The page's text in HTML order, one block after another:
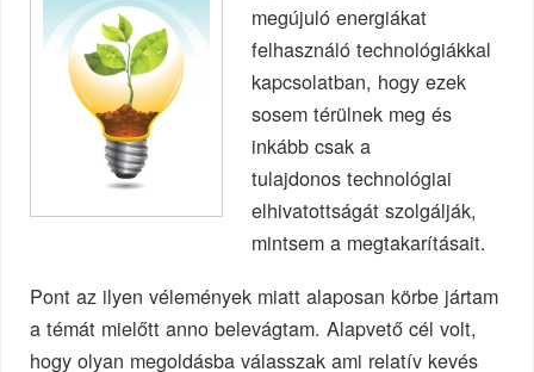
megújuló energiákat
felhasználó technológiákkal
kapcsolatban, hogy ezek
sosem térülnek meg és
inkább csak a
tulajdonos technológiai
elhivatottságát szolgálják,
mintsem a megtakarításait.
Pont az ilyen vélemények miatt alaposan körbe jártam
a témát mielőtt anno belevágtam. Alapvető cél volt,
hogy olyan megoldásba válasszak ami relatív kevés